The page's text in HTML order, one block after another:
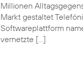
Millionen
Markt gestaltet
Softwareplattform
vernetzte […]